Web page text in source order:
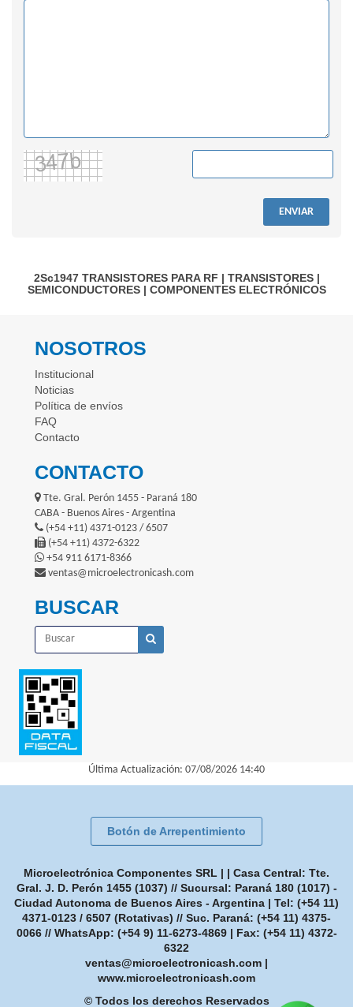
ENVIAR
2Sc1947 TRANSISTORES PARA RF | TRANSISTORES|
SEMICONDUCTORES| COMPONENTES ELECTRÓNICOS
NOSOTROS
Institucional
Noticias
Política de envíos
FAQ
Contacto
CONTACTO
Tte. Gral. Perón 1455 - Paraná 180
CABA - Buenos Aires - Argentina
(+54 +11) 4371-0123 / 6507
(+54 +11) 4372-6322
+54 911 6171-8366
ventas@microelectronicash.com
BUSCAR
Última Actualización: 07/08/2026 14:40
Botón de Arrepentimiento
Microelectrónica Componentes SRL | | Casa Central: Tte.
Gral. J. D. Perón 1455 (1037) // Sucursal: Paraná 180 (1017) -
Ciudad Autonoma de Buenos Aires - Argentina | Tel: (+54 11)
4371-0123 / 6507 (Rotativas) // Suc. Paraná: (+54 11) 4375-
0066 // WhatsApp: (+54 9) 11-6273-4869| Fax: (+54 11) 4372-
6322
ventas@microelectronicash.com |
www.microelectronicash.com
© Todos los derechos Reservados